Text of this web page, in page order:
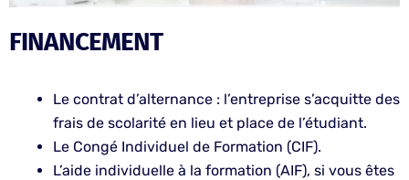
FINANCEMENT
Le contrat d’alternance : l’entreprise s’acquitte des
frais de scolarité en lieu et place de l’étudiant.
Le Congé Individuel de Formation (CIF).
L’aide individuelle à la formation (AIF), si vous êtes